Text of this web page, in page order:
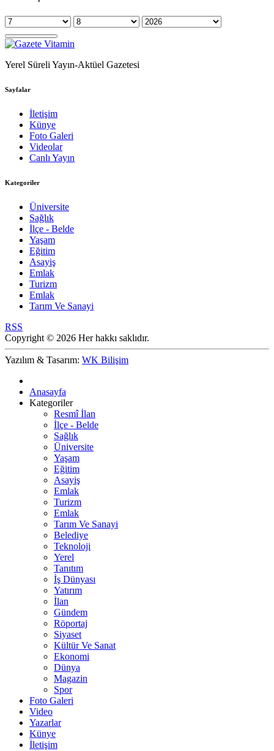
Yerel Süreli Yayın-Aktüel Gazetesi
Sayfalar
İletişim
Künye
Foto Galeri
Videolar
Canlı Yayın
Kategoriler
Üniversite
Sağlık
İlçe - Belde
Yaşam
Eğitim
Asayiş
Emlak
Turizm
Emlak
Tarım Ve Sanayi
RSS
Copyright © 2026 Her hakkı saklıdır.
Yazılım & Tasarım: WK Bilişim
Anasayfa
Kategoriler
Resmî İlan
İlçe - Belde
Sağlık
Üniversite
Yaşam
Eğitim
Asayiş
Emlak
Turizm
Emlak
Tarım Ve Sanayi
Belediye
Teknoloji
Yerel
Tanıtım
İş Dünyası
Yatırım
İlan
Gündem
Röportaj
Siyaset
Kültür Ve Sanat
Ekonomi
Dünya
Magazin
Spor
Foto Galeri
Video
Yazarlar
Künye
İletişim